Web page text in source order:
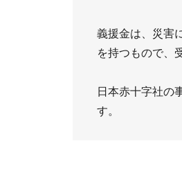
義援金は、災害
を持つもので、
日本赤十字社の
す。